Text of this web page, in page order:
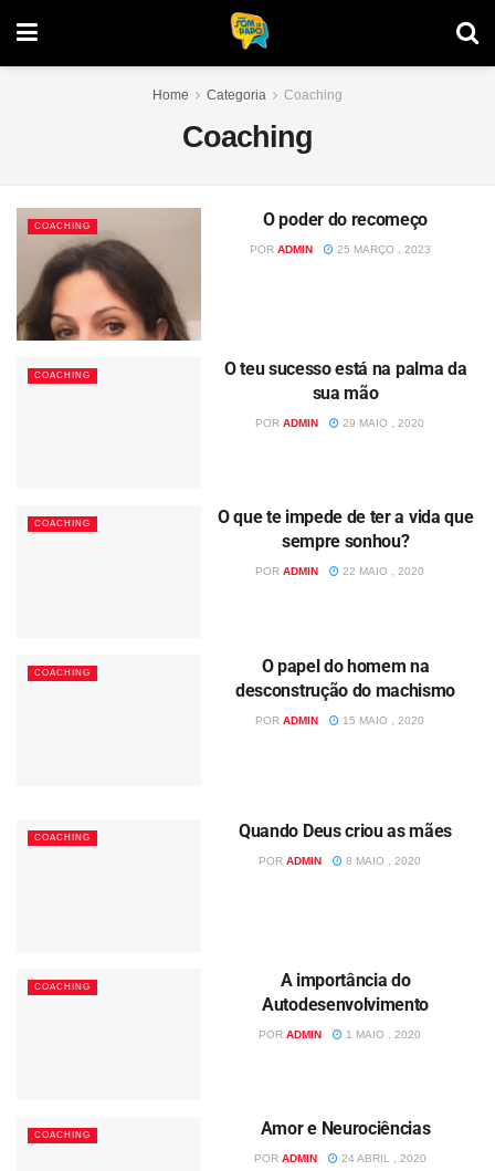
Home Categoria Coaching
Coaching
COACHING O poder do recomeço
POR ADMIN 25 MARÇO , 2023
COACHING
O teu sucesso está na palma da
sua mão
POR ADMIN 29 MAIO , 2020
COACHING
O que te impede de ter a vida que
sempre sonhou?
POR ADMIN 22 MAIO , 2020
COACHING
O papel do homem na
desconstrução do machismo
POR ADMIN 15 MAIO , 2020
COACHING Quando Deus criou as mães
POR ADMIN 8 MAIO , 2020
COACHING
A importância do
Autodesenvolvimento
POR ADMIN 1 MAIO , 2020
COACHING Amor e Neurociências
POR ADMIN 24 ABRIL , 2020